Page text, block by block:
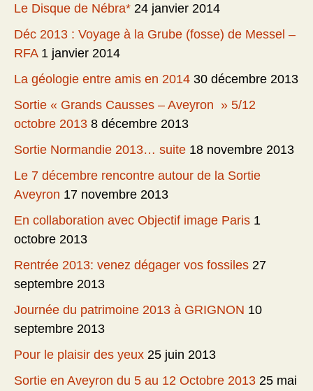
Le Disque de Nébra* 24 janvier 2014
Déc 2013 : Voyage à la Grube (fosse) de Messel –
RFA 1 janvier 2014
La géologie entre amis en 2014 30 décembre 2013
Sortie « Grands Causses – Aveyron » 5/12
octobre 2013 8 décembre 2013
Sortie Normandie 2013… suite 18 novembre 2013
Le 7 décembre rencontre autour de la Sortie
Aveyron 17 novembre 2013
En collaboration avec Objectif image Paris 1
octobre 2013
Rentrée 2013: venez dégager vos fossiles 27
septembre 2013
Journée du patrimoine 2013 à GRIGNON 10
septembre 2013
Pour le plaisir des yeux 25 juin 2013
Sortie en Aveyron du 5 au 12 Octobre 2013 25 mai